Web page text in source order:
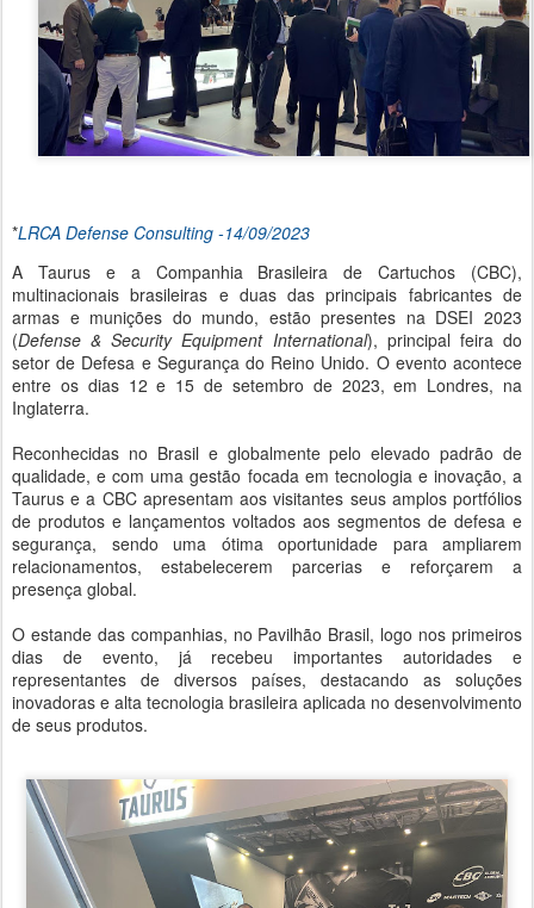
*LRCA Defense Consulting -14/09/2023
A Taurus e a Companhia Brasileira de Cartuchos (CBC),
multinacionais brasileiras e duas das principais fabricantes de
armas e munições do mundo, estão presentes na DSEI 2023
(Defense & Security Equipment International), principal feira do
setor de Defesa e Segurança do Reino Unido. O evento acontece
entre os dias 12 e 15 de setembro de 2023, em Londres, na
Inglaterra.
Reconhecidas no Brasil e globalmente pelo elevado padrão de
qualidade, e com uma gestão focada em tecnologia e inovação, a
Taurus e a CBC apresentam aos visitantes seus amplos portfólios
de produtos e lançamentos voltados aos segmentos de defesa e
segurança, sendo uma ótima oportunidade para ampliarem
relacionamentos, estabelecerem parcerias e reforçarem a
presença global.
O estande das companhias, no Pavilhão Brasil, logo nos primeiros
dias de evento, já recebeu importantes autoridades e
representantes de diversos países, destacando as soluções
inovadoras e alta tecnologia brasileira aplicada no desenvolvimento
de seus produtos.